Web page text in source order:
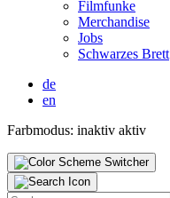
Film­fun­ke
Mer­chan­di­se
Jobs
Schwar­zes Brett
de
en
Farbmodus: inaktiv aktiv